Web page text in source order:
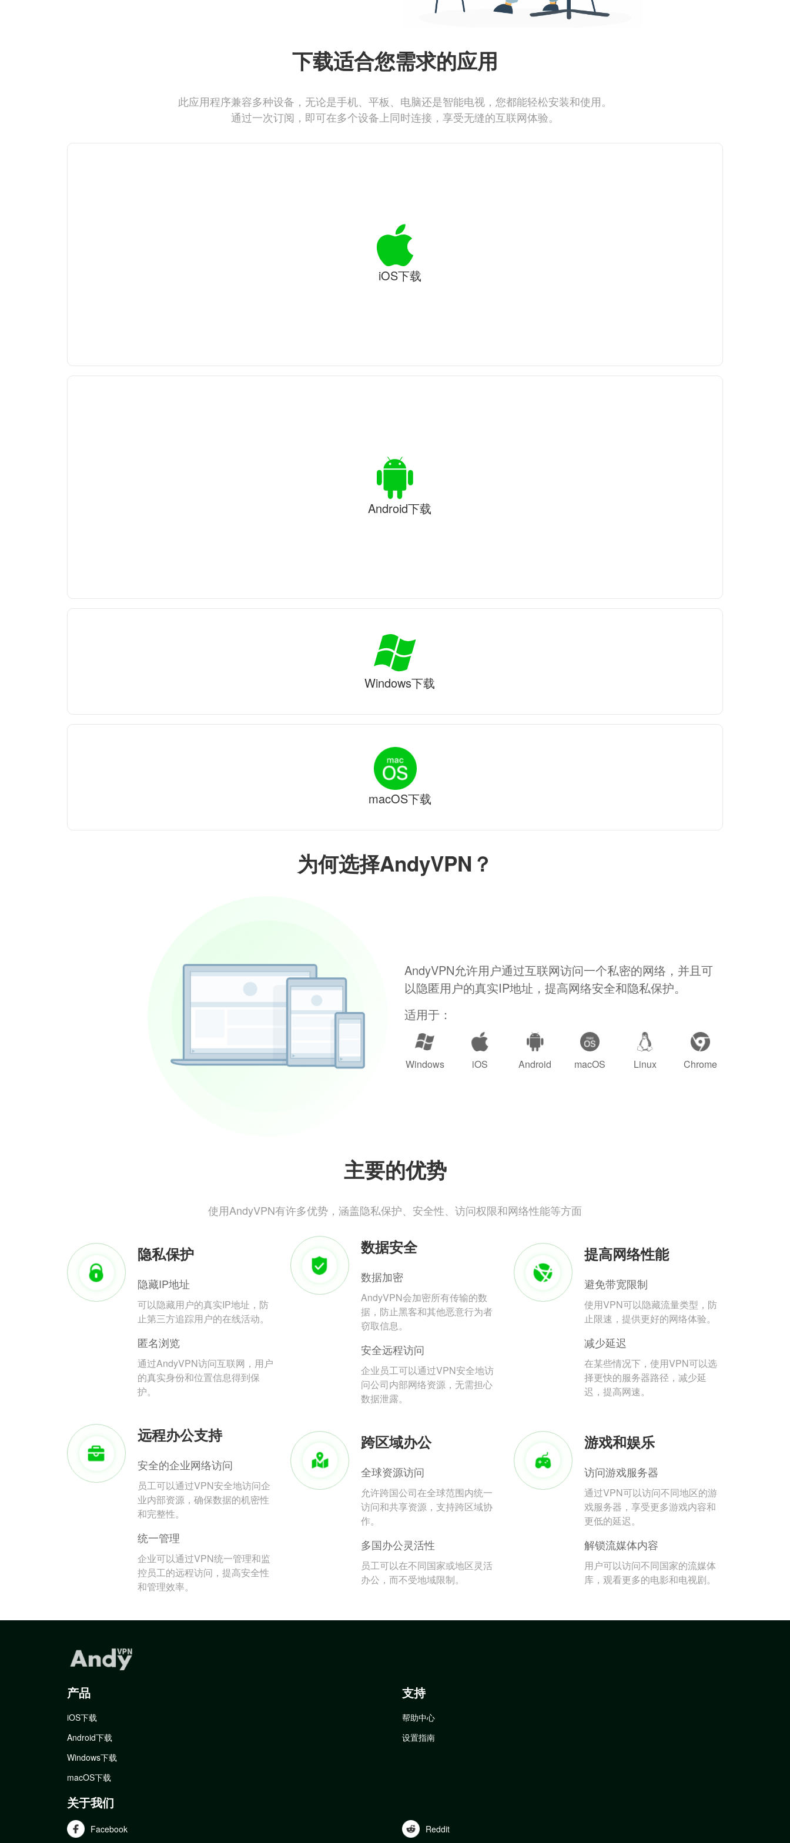
为何选择AndyVPN？
AndyVPN允许用户通过互联网访问一个私密的网络，并且可
以隐匿用户的真实IP地址，提高网络安全和隐私保护。
适用于：
Windows iOS Android macOS Linux Chrome
主要的优势
使用AndyVPN有许多优势，涵盖隐私保护、安全性、访问权限和网络性能等方面
隐私保护
隐藏IP地址
可以隐藏用户的真实IP地址，防
止第三方追踪用户的在线活动。
匿名浏览
通过AndyVPN访问互联网，用户
的真实身份和位置信息得到保
护。
数据安全
数据加密
AndyVPN会加密所有传输的数
据，防止黑客和其他恶意行为者
窃取信息。
安全远程访问
企业员工可以通过VPN安全地访
问公司内部网络资源，无需担心
数据泄露。
提高网络性能
避免带宽限制
使用VPN可以隐藏流量类型，防
止限速，提供更好的网络体验。
减少延迟
在某些情况下，使用VPN可以选
择更快的服务器路径，减少延
迟，提高网速。
远程办公支持
安全的企业网络访问
员工可以通过VPN安全地访问企
业内部资源，确保数据的机密性
和完整性。
统一管理
企业可以通过VPN统一管理和监
控员工的远程访问，提高安全性
和管理效率。
跨区域办公
全球资源访问
允许跨国公司在全球范围内统一
访问和共享资源，支持跨区域协
作。
多国办公灵活性
员工可以在不同国家或地区灵活
办公，而不受地域限制。
游戏和娱乐
访问游戏服务器
通过VPN可以访问不同地区的游
戏服务器，享受更多游戏内容和
更低的延迟。
解锁流媒体内容
用户可以访问不同国家的流媒体
库，观看更多的电影和电视剧。
下载适合您需求的应用
此应用程序兼容多种设备，无论是手机、平板、电脑还是智能电视，您都能轻松安装和使用。
通过一次订阅，即可在多个设备上同时连接，享受无缝的互联网体验。
iOS下载
Android下载
Windows下载
macOS下载
产品
iOS下载
Android下载
Windows下载
macOS下载
支持
帮助中心
设置指南
关于我们
Facebook Reddit